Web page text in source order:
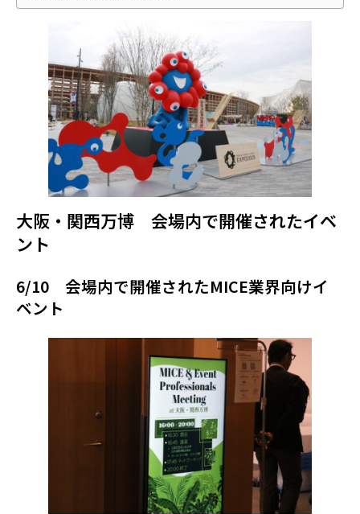
大阪・関西万博 会場内で開催されたイベ
ント
6/10 会場内で開催されたMICE業界向けイ
ベント